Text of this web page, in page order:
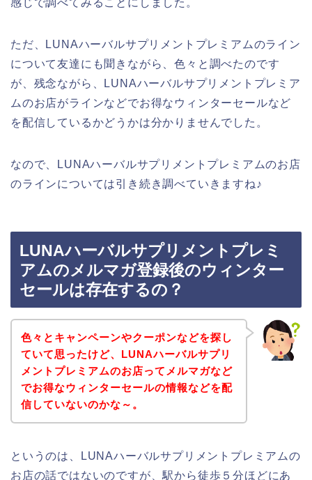
ただ、LUNAハーバルサプリメントプレミアムのライン
について友達にも聞きながら、色々と調べたのです
が、残念ながら、LUNAハーバルサプリメントプレミア
ムのお店がラインなどでお得なウィンターセールなど
を配信しているかどうかは分かりませんでした。
なので、LUNAハーバルサプリメントプレミアムのお店
のラインについては引き続き調べていきますね♪
LUNAハーバルサプリメントプレミ
アムのメルマガ登録後のウィンター
セールは存在するの？
色々とキャンペーンやクーポンなどを探し
ていて思ったけど、LUNAハーバルサプリ
メントプレミアムのお店ってメルマガなど
でお得なウィンターセールの情報などを配
信していないのかな～。
というのは、LUNAハーバルサプリメントプレミアムの
お店の話ではないのですが、駅から徒歩５分ほどにあ